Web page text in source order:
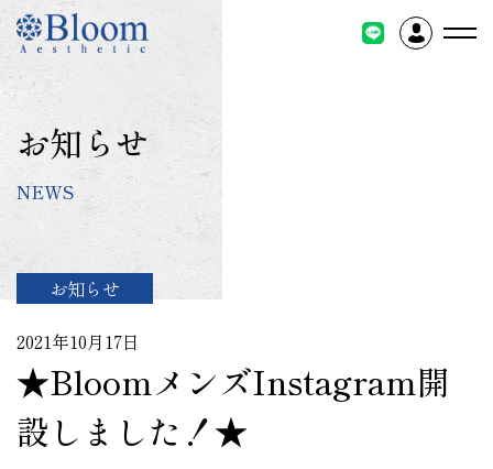
コ
テ
ン
ツ
に
キ
お知らせ
NEWS
お知らせ
2021年10月17日
★BloomメンズInstagram開
設しました！★